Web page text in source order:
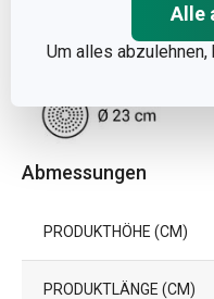
Alle
Um alles abzulehnen,
Abmessungen
PRODUKTHÖHE (CM)
PRODUKTLÄNGE (CM)